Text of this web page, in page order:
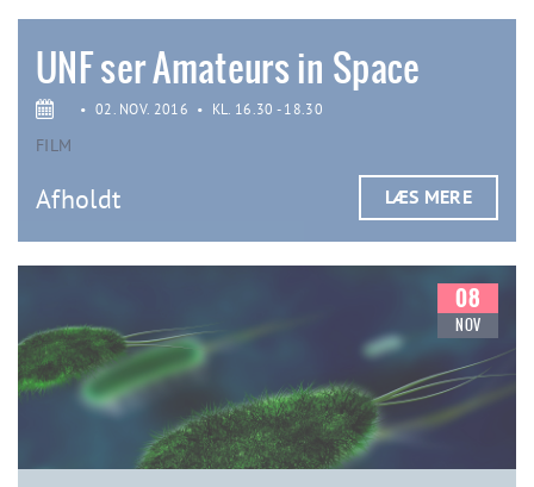
UNF ser Amateurs in Space
• 02. NOV. 2016 • KL. 16.30 - 18.30
FILM
Afholdt LÆS MERE
08
NOV